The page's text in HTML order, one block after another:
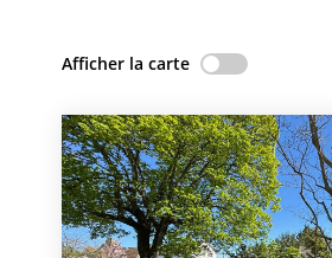
Afficher la carte